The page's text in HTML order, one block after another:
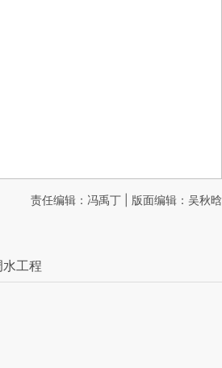
责任编辑：冯禹丁 | 版面编辑：吴秋晗
工程